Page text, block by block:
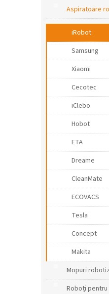
Aspiratoare
iRobot
Samsung
Xiaomi
Cecotec
iClebo
Hobot
ETA
Dreame
CleanMate
ECOVACS
Tesla
Concept
Makita
Mopuri
Roboți